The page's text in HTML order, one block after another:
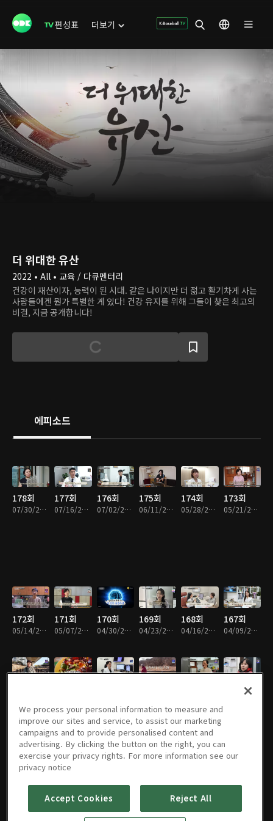
편성표 더보기
더 위대한 유산
2022 • All • 교육 / 다큐멘터리
건강이 재산이자, 능력이 된 시대. 같은 나이지만 더 젊고 활기차게 사는
사람들에겐 뭔가 특별한 게 있다! 건강 유지를 위해 그들이 찾은 최고의
비결, 지금 공개합니다!
에피소드
178회
07/30/2026 • 36분
177회
07/16/2026 • 36분
176회
07/02/2026 • 36분
175회
06/11/2026 • 36분
174회
05/28/2026 • 36분
173회
05/21/2026 • 36분
172회
05/14/2026 • 36분
171회
05/07/2026 • 36분
170회
04/30/2026 • 36분
169회
04/23/2026 • 36분
168회
04/16/2026 • 36분
167회
04/09/2026 • 36분
161회
160회
02/19/2026 • 36분
159회 158회 157회 156회 155회
We process your personal information to measure and
improve our sites and service, to assist our marketing
campaigns and to provide personalised content and
advertising. By clicking the button on the right, you can
exercise your privacy rights. For more information see our
privacy notice
Accept Cookies Reject All